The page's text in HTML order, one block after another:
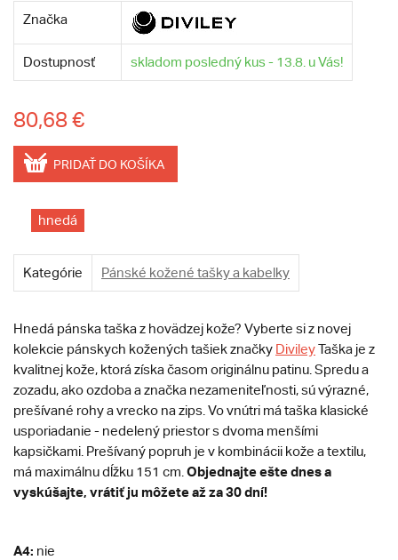
Značka
Dostupnosť skladom posledný kus - 13.8. u Vás!
80,68 €
PRIDAŤ DO KOŠÍKA
hnedá
Kategórie Pánské kožené tašky a kabelky
Hnedá pánska taška z hovädzej kože? Vyberte si z novej
kolekcie pánskych kožených tašiek značky DivileyTaška je z
kvalitnej kože, ktorá získa časom originálnu patinu. Spredu a
zozadu, ako ozdoba a značka nezameniteľnosti, sú výrazné,
prešívané rohy a vrecko na zips. Vo vnútri má taška klasické
usporiadanie - nedelený priestor s dvoma menšími
kapsičkami. Prešívaný popruh je v kombinácii kože a textilu,
má maximálnu dĺžku 151 cm. Objednajte ešte dnes a
vyskúšajte, vrátiť ju môžete až za 30 dní!
A4: nie